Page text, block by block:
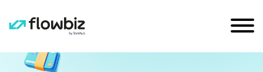
por WhatsApp e E-mail multiplicou a
650% e impulsionou seu crescimento!